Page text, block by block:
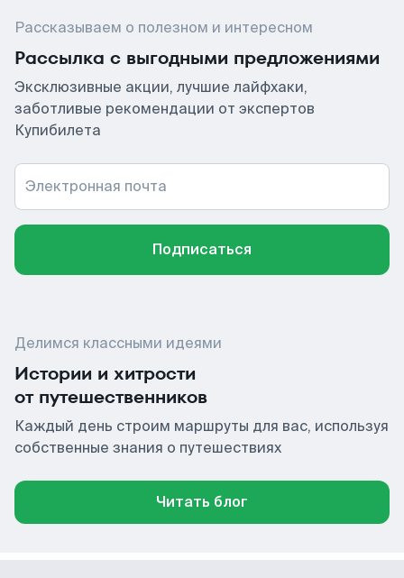
Рассказываем о полезном и интересном
Рассылка с выгодными предложениями
Эксклюзивные акции, лучшие лайфхаки,
заботливые рекомендации от экспертов
Купибилета
Электронная почта
Подписаться
Делимся классными идеями
Истории и хитрости
от путешественников
Каждый день строим маршруты для вас, используя
собственные знания о путешествиях
Читать блог